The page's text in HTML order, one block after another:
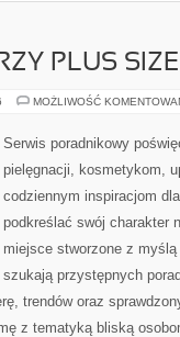
PLUS SIZE
MOŻLIWOŚĆ
Serwis poradnikowy
pielęgnacji, kosmetykom,
codziennym inspiracjom
podkreślać swój charakter
miejsce stworzone z
szukają przystępnych
trendów oraz
z tematyką bliską